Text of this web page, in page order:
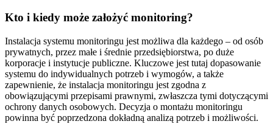
Kto i kiedy może założyć monitoring?
Instalacja systemu monitoringu jest możliwa dla każdego – od osób
prywatnych, przez małe i średnie przedsiębiorstwa, po duże
korporacje i instytucje publiczne. Kluczowe jest tutaj dopasowanie
systemu do indywidualnych potrzeb i wymogów, a także
zapewnienie, że instalacja monitoringu jest zgodna z
obowiązującymi przepisami prawnymi, zwłaszcza tymi dotyczącymi
ochrony danych osobowych. Decyzja o montażu monitoringu
powinna być poprzedzona dokładną analizą potrzeb i możliwości.